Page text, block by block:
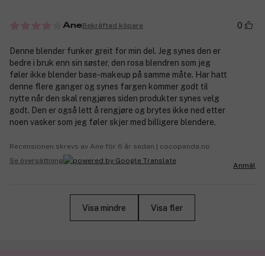
AneBekräftad köpare 0
Denne blender funker greit for min del. Jeg synes den er
bedre i bruk enn sin søster, den rosa blendren som jeg
føler ikke blender base-makeup på samme måte. Har hatt
denne flere ganger og synes fargen kommer godt til
nytte når den skal rengjøres siden produkter synes velg
godt. Den er også lett å rengjøre og brytes ikke ned etter
noen vasker som jeg føler skjer med billigere blendere.
Recensionen skrevs av Ane för 6 år sedan | cocopanda.no
Se översättning
Anmäl
Visa mindre Visa fler